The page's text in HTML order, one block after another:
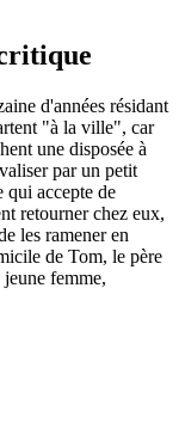
d'années résidant
"à la ville", car
une disposée à
par un petit
qui accepte de
retourner chez eux,
les ramener en
de Tom, le père
femme,